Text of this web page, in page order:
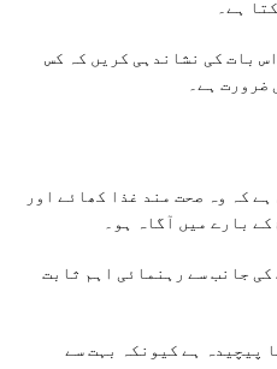
ہے۔
بات کی نشاندہی کریں کہ کس
ضرورت ہے۔
کہ وہ صحت مند غذا کھائے اور
بارے میں آگاہ ہو۔
جانب سے رہنمائی اہم ثابت
پیچیدہ ہے کیونکہ بہت سے